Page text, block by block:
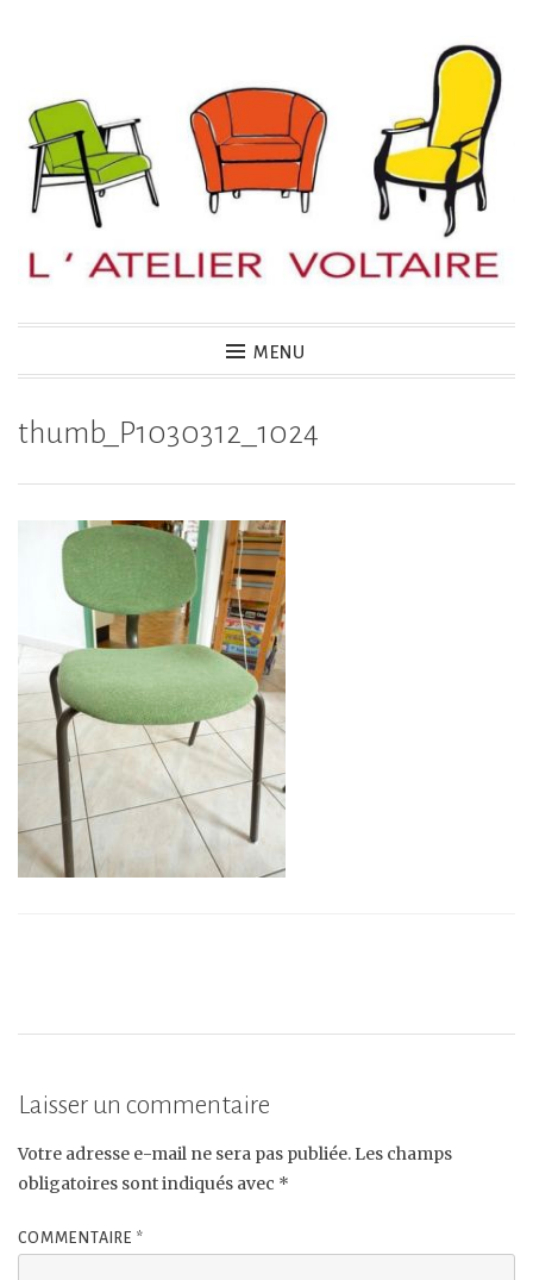
contenu
principal
MENU
thumb_P1030312_1024
Laisser un commentaire
Votre adresse e-mail ne sera pas publiée. Les champs
obligatoires sont indiqués avec *
COMMENTAIRE *